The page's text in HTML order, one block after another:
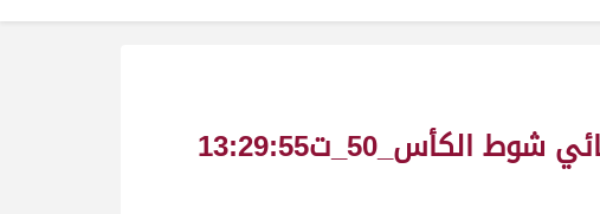
ضاري ملك_سعيد بن محمد بن زايد الخيارين_سباق المونديال زمول مسائي شوط الكأس_50_ت13:29:55